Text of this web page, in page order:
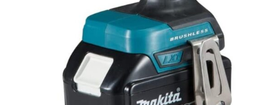
bouteille d'huile et deux
clés hexagonales. Cet
ensemble complet
d'accessoires vous
assure d'être
parfaitement équipé dès
le départ, éliminant ainsi
le besoin d'achats
supplémentaires et
offrant une valeur
exceptionnelle.